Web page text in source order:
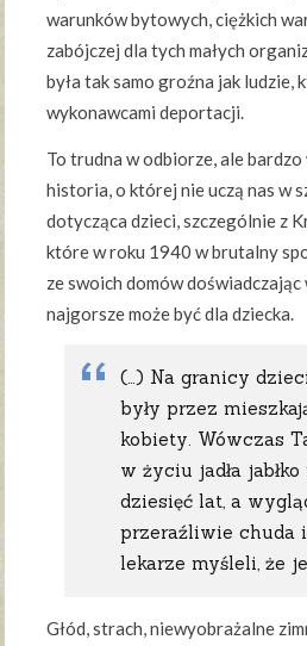
warunków bytowych, ciężkich
zabójczej dla tych małych
była tak samo groźna jak ludzie,
wykonawcami deportacji.
To trudna w odbiorze, ale bardzo
historia, o której nie uczą nas w
dotycząca dzieci, szczególnie z
które w roku 1940 w brutalny
ze swoich domów
najgorsze może być dla dziecka.
(…) Na granicy
były przez
kobiety. Wówczas
w życiu jadła
dziesięć lat, a
przeraźliwie chuda i
lekarze myśleli, że
Głód, strach, niewyobrażalne